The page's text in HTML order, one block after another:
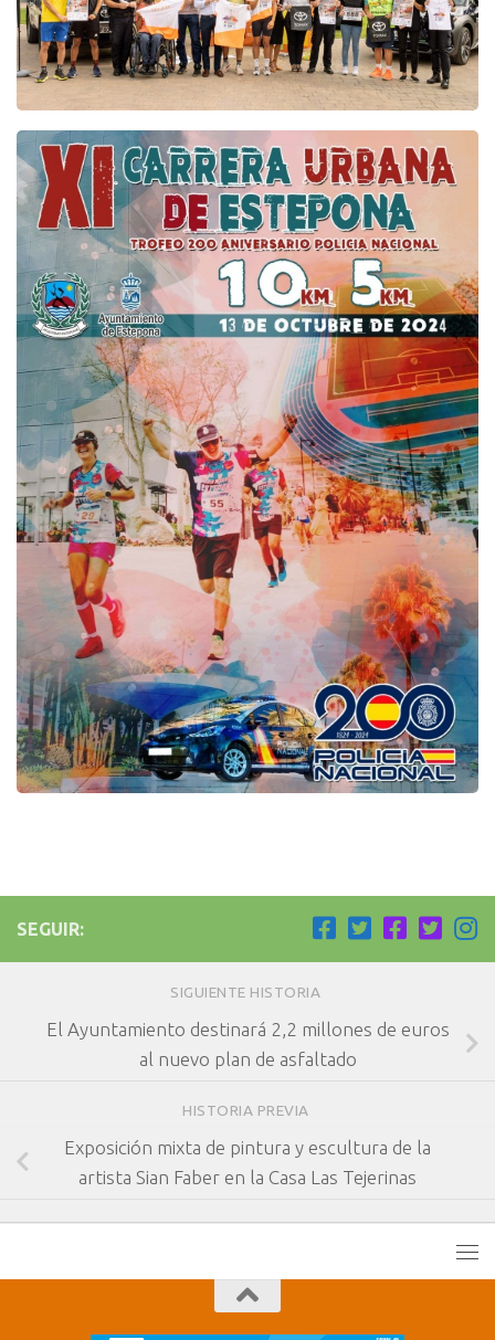
SEGUIR:
SIGUIENTE HISTORIA
El Ayuntamiento destinará 2,2 millones de euros
al nuevo plan de asfaltado
HISTORIA PREVIA
Exposición mixta de pintura y escultura de la
artista Sian Faber en la Casa Las Tejerinas